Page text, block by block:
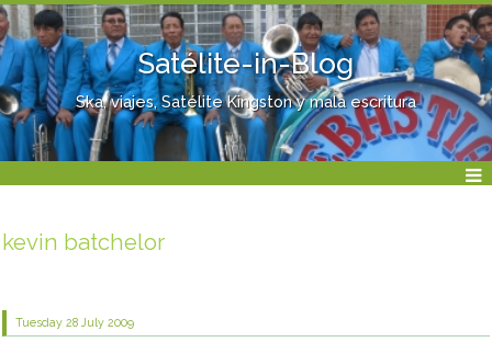
Satélite-in-Blog
Ska, viajes, Satélite Kingston y mala escritura
kevin batchelor
Tuesday 28 July 2009